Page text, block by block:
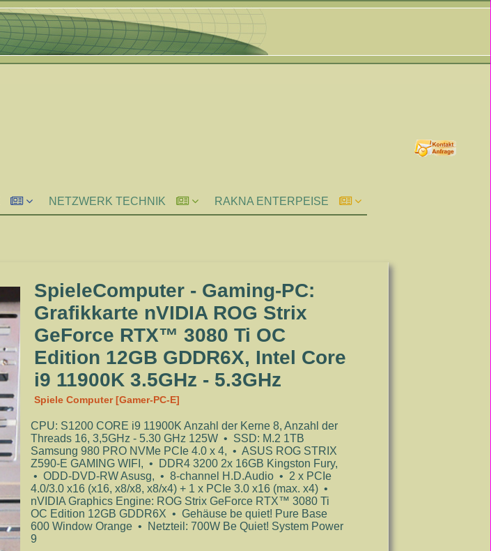
NETZWERK TECHNIK RAKNA ENTERPEISE
SpieleComputer - Gaming-PC:
Grafikkarte nVIDIA ROG Strix
GeForce RTX™ 3080 Ti OC
Edition 12GB GDDR6X, Intel Core
i9 11900K 3.5GHz - 5.3GHz
Spiele Computer [Gamer-PC-E]
CPU: S1200 CORE i9 11900K Anzahl der Kerne 8, Anzahl der
Threads 16, 3,5GHz - 5.30 GHz 125W • SSD: M.2 1TB
Samsung 980 PRO NVMe PCIe 4.0 x 4, • ASUS ROG STRIX
Z590-E GAMING WIFI, • DDR4 3200 2x 16GB Kingston Fury,
• ODD-DVD-RW Asusg, • 8-channel H.D.Audio • 2 x PCIe
4.0/3.0 x16 (x16, x8/x8, x8/x4) + 1 x PCIe 3.0 x16 (max. x4) •
nVIDIA Graphics Engine: ROG Strix GeForce RTX™ 3080 Ti
OC Edition 12GB GDDR6X • Gehäuse be quiet! Pure Base
600 Window Orange • Netzteil: 700W Be Quiet! System Power
9